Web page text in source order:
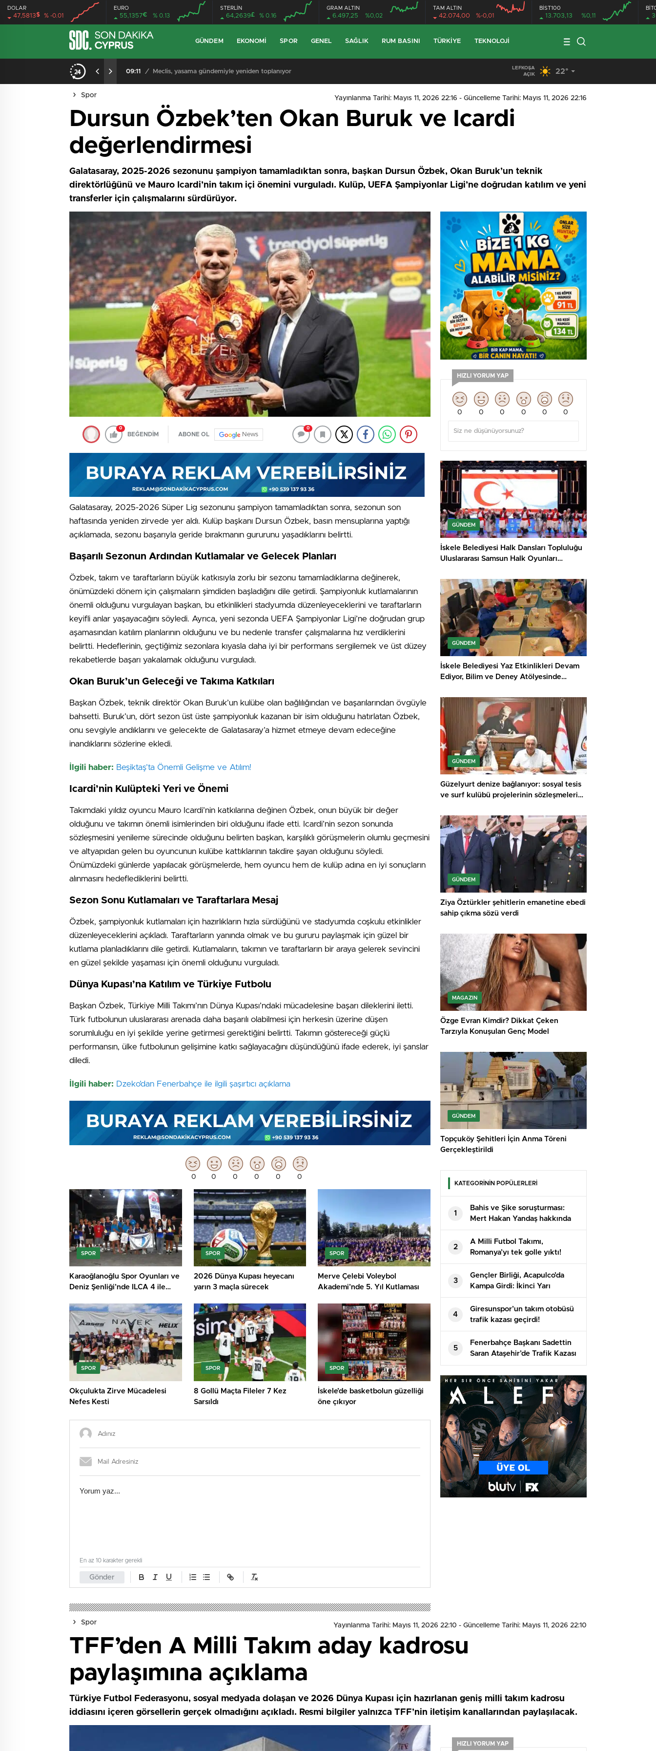
DOLAR
47,5813$ % -0.01
EURO
55,1357€ % 0.13
STERLİN
64,2639£ % 0.16
GRAM ALTIN
6.497,25 %0,02
TAM ALTIN
42.074,00 %-0,01
BİST100
13.703,13 %0,11
GÜNDEM EKONOMI SPOR GENEL SAĞLIK RUM BASINI TÜRKIYE TEKNOLOJI
09:11 / Meclis, yasama gündemiyle yeniden toplanıyor Seyir Halindeki Araç Alev Aldı, Korku Dolu Anlar
LEFKOŞA
AÇIK
22°
Spor Yayınlanma Tarihi: Mayıs 11, 2026 22:16 - Güncelleme Tarihi: Mayıs 11, 2026 22:16
Dursun Özbek’ten Okan Buruk ve Icardi
değerlendirmesi
Galatasaray, 2025-2026 sezonunu şampiyon tamamladıktan sonra, başkan Dursun Özbek, Okan Buruk’un teknik
direktörlüğünü ve Mauro Icardi’nin takım içi önemini vurguladı. Kulüp, UEFA Şampiyonlar Ligi’ne doğrudan katılım ve yeni
transferler için çalışmalarını sürdürüyor.
0
BEĞENDİM ABONE OL News
0
Galatasaray, 2025-2026 Süper Lig sezonunu şampiyon tamamladıktan sonra, sezonun son
haftasında yeniden zirvede yer aldı. Kulüp başkanı Dursun Özbek, basın mensuplarına yaptığı
açıklamada, sezonu başarıyla geride bırakmanın gururunu yaşadıklarını belirtti.
Başarılı Sezonun Ardından Kutlamalar ve Gelecek Planları
Özbek, takım ve taraftarların büyük katkısıyla zorlu bir sezonu tamamladıklarına değinerek,
önümüzdeki dönem için çalışmaların şimdiden başladığını dile getirdi. Şampiyonluk kutlamalarının
önemli olduğunu vurgulayan başkan, bu etkinlikleri stadyumda düzenleyeceklerini ve taraftarların
keyifli anlar yaşayacağını söyledi. Ayrıca, yeni sezonda UEFA Şampiyonlar Ligi’ne doğrudan grup
aşamasından katılım planlarının olduğunu ve bu nedenle transfer çalışmalarına hız verdiklerini
belirtti. Hedeflerinin, geçtiğimiz sezonlara kıyasla daha iyi bir performans sergilemek ve üst düzey
rekabetlerde başarı yakalamak olduğunu vurguladı.
Okan Buruk’un Geleceği ve Takıma Katkıları
Başkan Özbek, teknik direktör Okan Buruk’un kulübe olan bağlılığından ve başarılarından övgüyle
bahsetti. Buruk’un, dört sezon üst üste şampiyonluk kazanan bir isim olduğunu hatırlatan Özbek,
onu sevgiyle andıklarını ve gelecekte de Galatasaray’a hizmet etmeye devam edeceğine
inandıklarını sözlerine ekledi.
İlgili haber: Beşiktaş’ta Önemli Gelişme ve Atılım!
Icardi’nin Kulüpteki Yeri ve Önemi
Takımdaki yıldız oyuncu Mauro Icardi’nin katkılarına değinen Özbek, onun büyük bir değer
olduğunu ve takımın önemli isimlerinden biri olduğunu ifade etti. Icardi’nin sezon sonunda
sözleşmesini yenileme sürecinde olduğunu belirten başkan, karşılıklı görüşmelerin olumlu geçmesini
ve altyapıdan gelen bu oyuncunun kulübe kattıklarının takdire şayan olduğunu söyledi.
Önümüzdeki günlerde yapılacak görüşmelerde, hem oyuncu hem de kulüp adına en iyi sonuçların
alınmasını hedeflediklerini belirtti.
Sezon Sonu Kutlamaları ve Taraftarlara Mesaj
Özbek, şampiyonluk kutlamaları için hazırlıkların hızla sürdüğünü ve stadyumda coşkulu etkinlikler
düzenleyeceklerini açıkladı. Taraftarların yanında olmak ve bu gururu paylaşmak için güzel bir
kutlama planladıklarını dile getirdi. Kutlamaların, takımın ve taraftarların bir araya gelerek sevincini
en güzel şekilde yaşaması için önemli olduğunu vurguladı.
Dünya Kupası’na Katılım ve Türkiye Futbolu
Başkan Özbek, Türkiye Milli Takımı’nın Dünya Kupası’ndaki mücadelesine başarı dileklerini iletti.
Türk futbolunun uluslararası arenada daha başarılı olabilmesi için herkesin üzerine düşen
sorumluluğu en iyi şekilde yerine getirmesi gerektiğini belirtti. Takımın göstereceği güçlü
performansın, ülke futbolunun gelişimine katkı sağlayacağını düşündüğünü ifade ederek, iyi şanslar
diledi.
İlgili haber: Dzeko’dan Fenerbahçe ile ilgili şaşırtıcı açıklama
0 0 0 0 0 0
SPOR
Karaoğlanoğlu Spor Oyunları ve
Deniz Şenliği’nde ILCA 4 ile
Tamamlandı
SPOR
2026 Dünya Kupası heyecanı
yarın 3 maçla sürecek
SPOR
Merve Çelebi Voleybol
Akademi’nde 5. Yıl Kutlaması
SPOR
Okçulukta Zirve Mücadelesi
Nefes Kesti
SPOR
8 Gollü Maçta Fileler 7 Kez
Sarsıldı
SPOR
İskele’de basketbolun güzelliği
öne çıkıyor
Gönder
En az 10 karakter gerekli
HIZLI YORUM YAP
0 0 0 0 0 0
GÜNDEM
İskele Belediyesi Halk Dansları Topluluğu
Uluslararası Samsun Halk Oyunları
Ediyor
GÜNDEM
İskele Belediyesi Yaz Etkinlikleri Devam
Ediyor, Bilim ve Deney Atölyesinde
GÜNDEM
Güzelyurt denize bağlanıyor: sosyal tesis
ve surf kulübü projelerinin sözleşmeleri
GÜNDEM
Ziya Öztürkler şehitlerin emanetine ebedi
sahip çıkma sözü verdi
MAGAZIN
Özge Evran Kimdir? Dikkat Çeken
Tarzıyla Konuşulan Genç Model
GÜNDEM
Topçuköy Şehitleri İçin Anma Töreni
Gerçekleştirildi
KATEGORİNİN POPÜLERLERİ
1
Bahis ve Şike soruşturması:
Mert Hakan Yandaş hakkında
karar!
2
A Milli Futbol Takımı,
Romanya’yı tek golle yıktı!
3
Gençler Birliği, Acapulco’da
Kampa Girdi: İkinci Yarı
Hazırlıkları Başladı
4
Giresunspor’un takım otobüsü
trafik kazası geçirdi!
5
Fenerbahçe Başkanı Sadettin
Saran Ataşehir’de Trafik Kazası
Geçirdi
Spor Yayınlanma Tarihi: Mayıs 11, 2026 22:10 - Güncelleme Tarihi: Mayıs 11, 2026 22:10
TFF’den A Milli Takım aday kadrosu
paylaşımına açıklama
Türkiye Futbol Federasyonu, sosyal medyada dolaşan ve 2026 Dünya Kupası için hazırlanan geniş milli takım kadrosu
iddiasını içeren görsellerin gerçek olmadığını açıkladı. Resmi bilgiler yalnızca TFF’nin iletişim kanallarından paylaşılacak.
HIZLI YORUM YAP